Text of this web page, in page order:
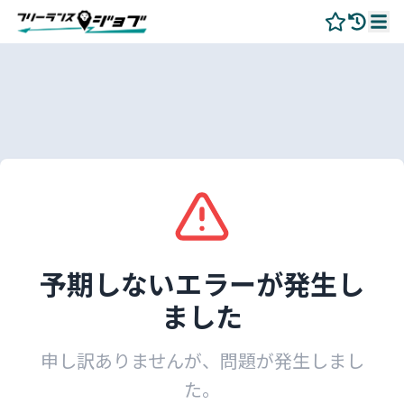
予期しないエラーが発生し
ました
申し訳ありませんが、問題が発生しまし
た。